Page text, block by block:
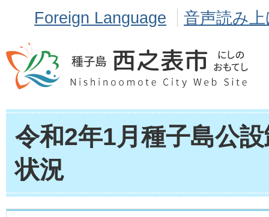
Foreign Language 音声読み
令和2年1月種子島公
状況